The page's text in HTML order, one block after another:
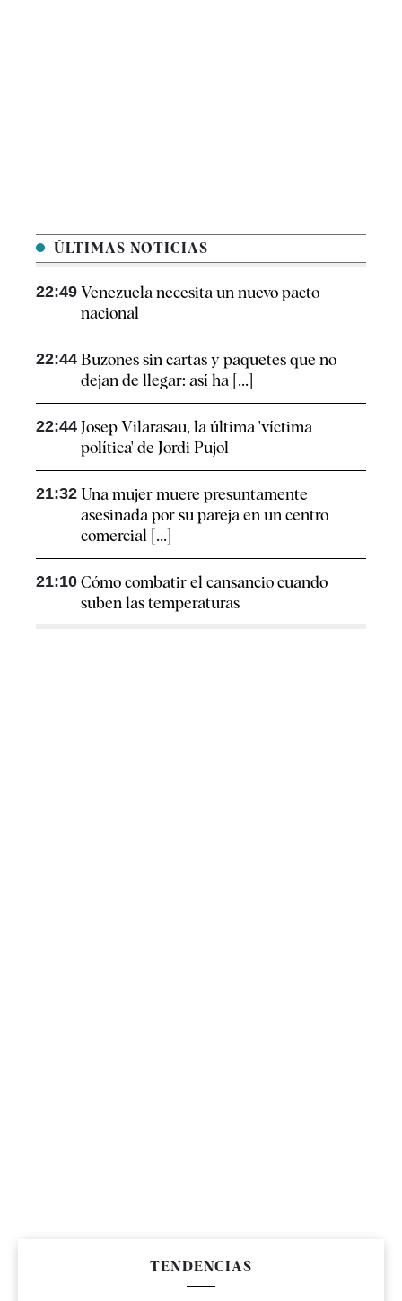
ÚLTIMAS NOTICIAS
22:49 Venezuela necesita un nuevo pacto
nacional
22:44 Buzones sin cartas y paquetes que no
dejan de llegar: así ha [...]
22:44 Josep Vilarasau, la última 'víctima
política' de Jordi Pujol
21:32 Una mujer muere presuntamente
asesinada por su pareja en un centro
comercial [...]
21:10 Cómo combatir el cansancio​ cuando
suben las temperaturas
TENDENCIAS